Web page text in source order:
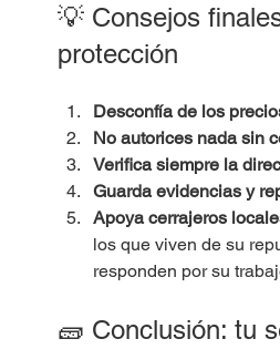
💡 Consejos
protección
Desconfía de los
No autorices nada sin
Verifica siempre la
Guarda evidencias y
Apoya cerrajeros
los que viven de su
responden por su
🧱 Conclusión: tu